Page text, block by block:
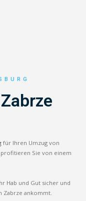
für Ihren Umzug von
profitieren Sie von einem
Hab und Gut sicher und
Zabrze ankommt.